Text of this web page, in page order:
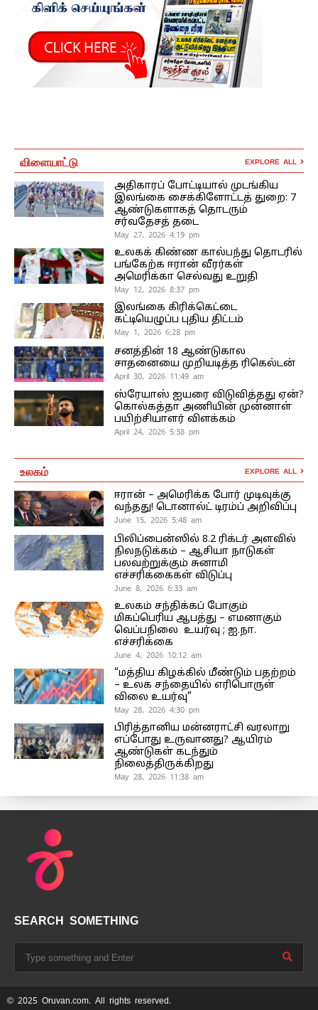
விளையாட்டு EXPLORE ALL
அதிகாரப் போட்டியால் முடங்கிய
இலங்கை சைக்கிளோட்டத் துறை: 7
ஆண்டுகளாகத் தொடரும்
சர்வதேசத் தடை
May 27, 2026 4:19 pm
உலகக் கிண்ண கால்பந்து தொடரில்
பங்கேற்க ஈரான் வீரர்கள்
அமெரிக்கா செல்வது உறுதி
May 12, 2026 8:37 pm
இலங்கை கிரிக்கெட்டை
கட்டியெழுப்ப புதிய திட்டம்
May 1, 2026 6:28 pm
சனத்தின் 18 ஆண்டுகால
சாதனையை முறியடித்த ரிகெல்டன்
April 30, 2026 11:49 am
ஸ்ரேயாஸ் ஐயரை விடுவித்தது ஏன்?
கொல்கத்தா அணியின் முன்னாள்
பயிற்சியாளர் விளக்கம்
April 24, 2026 5:38 pm
உலகம் EXPLORE ALL
ஈரான் – அமெரிக்க போர் முடிவுக்கு
வந்தது! டொனால்ட் டிரம்ப் அறிவிப்பு
June 15, 2026 5:48 am
பிலிப்பைன்ஸில் 8.2 ரிக்டர் அளவில்
நிலநடுக்கம் – ஆசியா நாடுகள்
பலவற்றுக்கும் சுனாமி
எச்சரிக்கைகள் விடுப்பு
June 8, 2026 6:33 am
உலகம் சந்திக்கப் போகும்
மிகப்பெரிய ஆபத்து – எமனாகும்
வெப்பநிலை உயர்வு ; ஐ.நா.
எச்சரிக்கை
June 4, 2026 10:12 am
“மத்திய கிழக்கில் மீண்டும் பதற்றம்
– உலக சந்தையில் எரிபொருள்
விலை உயர்வு”
May 28, 2026 4:30 pm
பிரித்தானிய மன்னராட்சி வரலாறு
எப்போது உருவானது? ஆயிரம்
ஆண்டுகள் கடந்தும்
நிலைத்திருக்கிறது
May 28, 2026 11:38 am
SEARCH SOMETHING
© 2025 Oruvan.com. All rights reserved.